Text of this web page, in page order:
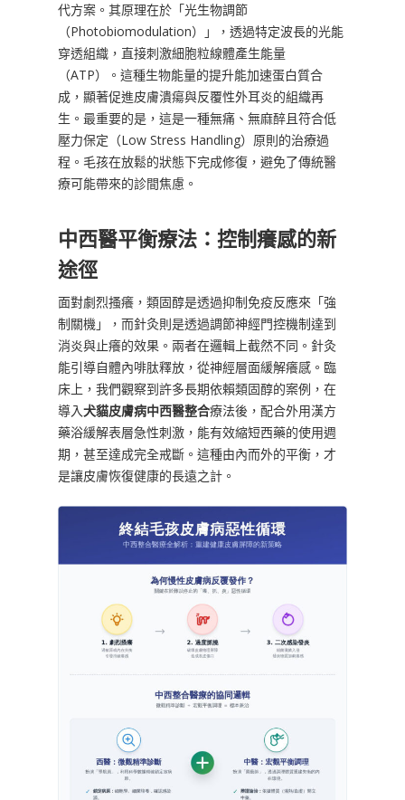
代方案。其原理在於「光生物調節
（Photobiomodulation）」，透過特定波長的光能
穿透組織，直接刺激細胞粒線體產生能量
（ATP）。這種生物能量的提升能加速蛋白質合
成，顯著促進皮膚潰瘍與反覆性外耳炎的組織再
生。最重要的是，這是一種無痛、無麻醉且符合低
壓力保定（Low Stress Handling）原則的治療過
程。毛孩在放鬆的狀態下完成修復，避免了傳統醫
療可能帶來的診間焦慮。
中西醫平衡療法：控制癢感的新
途徑
面對劇烈搔癢，類固醇是透過抑制免疫反應來「強
制關機」，而針灸則是透過調節神經門控機制達到
消炎與止癢的效果。兩者在邏輯上截然不同。針灸
能引導自體內啡肽釋放，從神經層面緩解癢感。臨
床上，我們觀察到許多長期依賴類固醇的案例，在
導入犬貓皮膚病中西醫整合療法後，配合外用漢方
藥浴緩解表層急性刺激，能有效縮短西藥的使用週
期，甚至達成完全戒斷。這種由內而外的平衡，才
是讓皮膚恢復健康的長遠之計。